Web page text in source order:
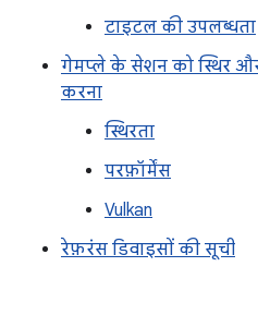
टाइटल की उपलब्धता
गेमप्ले के सेशन को स्थिर
करना
स्थिरता
परफ़ॉर्मेंस
Vulkan
रेफ़रंस डिवाइसों की सूची